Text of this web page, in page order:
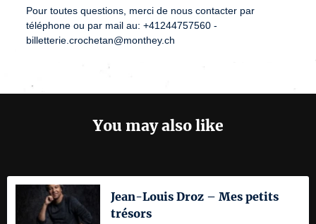
Pour toutes questions, merci de nous contacter par
téléphone ou par mail au: +41244757560 -
billetterie.crochetan@monthey.ch
You may also like
Jean-Louis Droz – Mes petits
trésors